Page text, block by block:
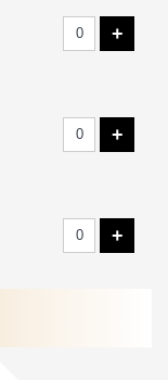
+
+
+